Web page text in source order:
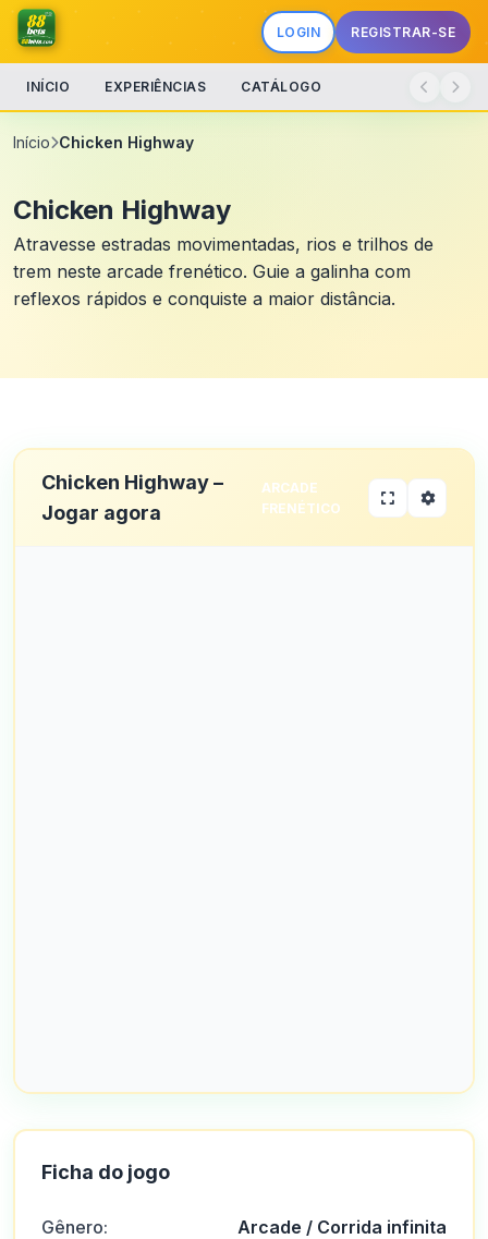
LOGIN REGISTRAR-SE
INÍCIO EXPERIÊNCIAS CATÁLOGO
Início Chicken Highway
Chicken Highway
Atravesse estradas movimentadas, rios e trilhos de
trem neste arcade frenético. Guie a galinha com
reflexos rápidos e conquiste a maior distância.
Chicken Highway –
Jogar agora
ARCADE
FRENÉTICO
Ficha do jogo
Gênero: Arcade / Corrida infinita